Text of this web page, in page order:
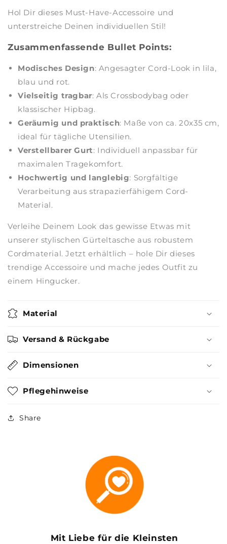
Hol Dir dieses Must-Have-Accessoire und
unterstreiche Deinen individuellen Stil!
Zusammenfassende Bullet Points:
Modisches Design: Angesagter Cord-Look in lila,
blau und rot.
Vielseitig tragbar: Als Crossbodybag oder
klassischer Hipbag.
Geräumig und praktisch: Maße von ca. 20x35 cm,
ideal für tägliche Utensilien.
Verstellbarer Gurt: Individuell anpassbar für
maximalen Tragekomfort.
Hochwertig und langlebig: Sorgfältige
Verarbeitung aus strapazierfähigem Cord-
Material.
Verleihe Deinem Look das gewisse Etwas mit
unserer stylischen Gürteltasche aus robustem
Cordmaterial. Jetzt erhältlich – hole Dir dieses
trendige Accessoire und mache jedes Outfit zu
einem Hingucker.
Material
Versand & Rückgabe
Dimensionen
Pflegehinweise
Share
Mit Liebe für die Kleinsten